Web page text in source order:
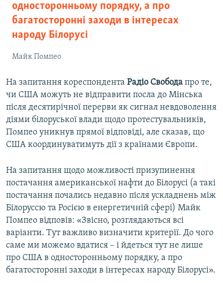
односторонньому порядку, а про
багатосторонні заходи в інтересах
народу Білорусі
Майк Помпео
На запитання кореспондента Радіо Свобода про те,
чи США можуть не відправити посла до Мінська
після десятирічної перерви як сигнал невдоволення
діями білоруської влади щодо протестувальників,
Помпео уникнув прямої відповіді, але сказав, що
США координуватимуть дії з країнами Європи.
На запитання щодо можливості призупинення
постачання американської нафти до Білорусі (а такі
постачання почались недавно після ускладнень між
Білоруссю та Росією в енергетичній сфері) Майк
Помпео відповів: «Звісно, розглядаються всі
варіанти. Тут важливо визначити критерії. До чого
саме ми можемо вдатися – і йдеться тут не лише
про США в односторонньому порядку, а про
багатосторонні заходи в інтересах народу Білорусі».